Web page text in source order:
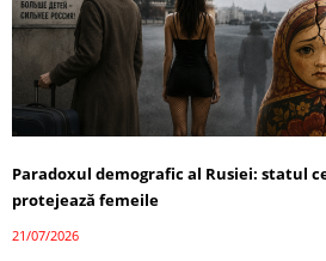
Paradoxul demografic al Rusiei: statul
protejează femeile
21/07/2026